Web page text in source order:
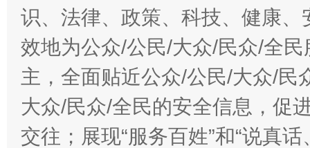
识、法律、政策、科技、健康
效地为公众/公民/大众/民众/全
主，全面贴近公众/公民/大众/民
大众/民众/全民的安全信息，促
交往；展现“服务百姓”和“说真